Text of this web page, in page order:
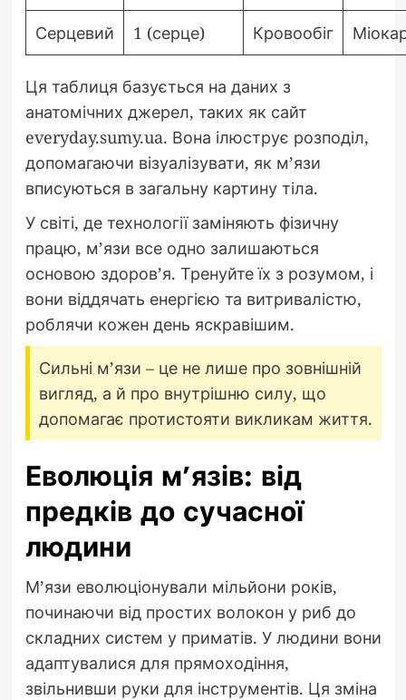
Серцевий 1 (серце) Кровообіг
Ця таблиця базується на даних з
анатомічних джерел, таких як сайт
everyday.sumy.ua. Вона ілюструє розподіл,
допомагаючи візуалізувати, як м’язи
вписуються в загальну картину тіла.
У світі, де технології заміняють фізичну
працю, м’язи все одно залишаються
основою здоров’я. Тренуйте їх з розумом, і
вони віддячать енергією та витривалістю,
роблячи кожен день яскравішим.
Сильні м’язи – це не лише про зовнішній
вигляд, а й про внутрішню силу, що
допомагає протистояти викликам життя.
Еволюція м’язів: від
предків до сучасної
людини
М’язи еволюціонували мільйони років,
починаючи від простих волокон у риб до
складних систем у приматів. У людини вони
адаптувалися для прямоходіння,
звільнивши руки для інструментів. Ця зміна